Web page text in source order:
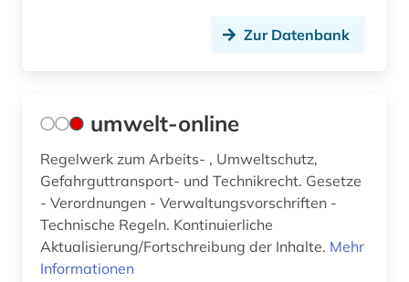
Zur Datenbank
umwelt-online
Regelwerk zum Arbeits- , Umweltschutz,
Gefahrguttransport- und Technikrecht. Gesetze
- Verordnungen - Verwaltungsvorschriften -
Technische Regeln. Kontinuierliche
Aktualisierung/Fortschreibung der Inhalte. Mehr
Informationen